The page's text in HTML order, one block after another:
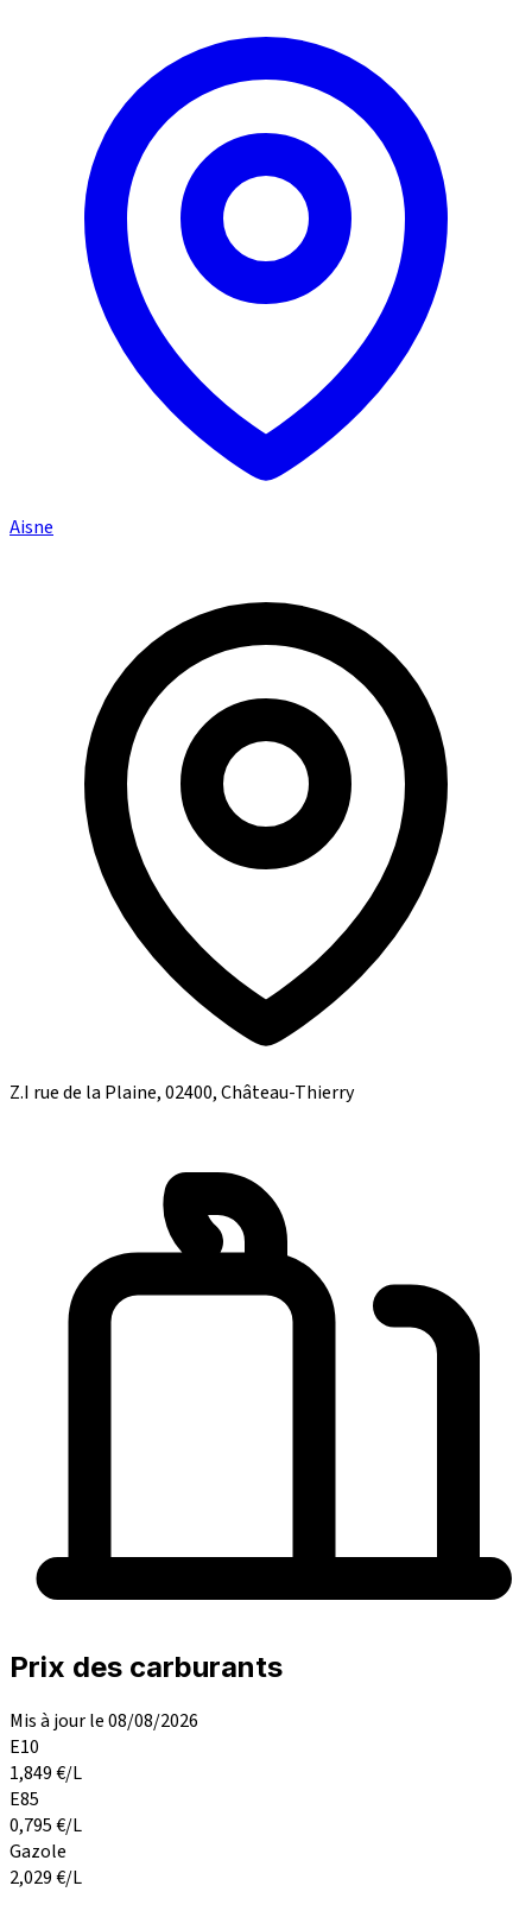
Aisne
Z.I rue de la Plaine, 02400, Château-Thierry
Prix des carburants
Mis à jour le 08/08/2026
E10
1,849€/L
E85
0,795€/L
Gazole
2,029€/L